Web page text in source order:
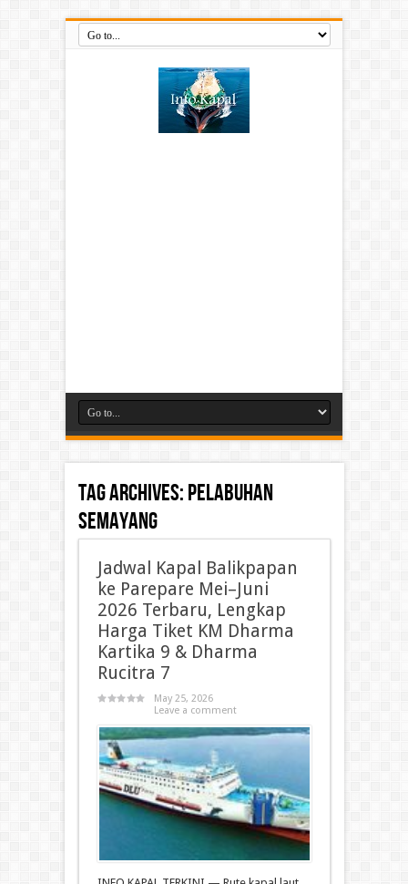
Tag Archives:Pelabuhan
Semayang
Jadwal Kapal Balikpapan
ke Parepare Mei–Juni
2026 Terbaru, Lengkap
Harga Tiket KM Dharma
Kartika 9 & Dharma
Rucitra 7
May 25, 2026
Leave a comment